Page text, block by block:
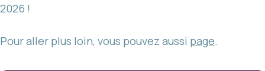
2026 !
Pour aller plus loin, vous pouvez aussi page.